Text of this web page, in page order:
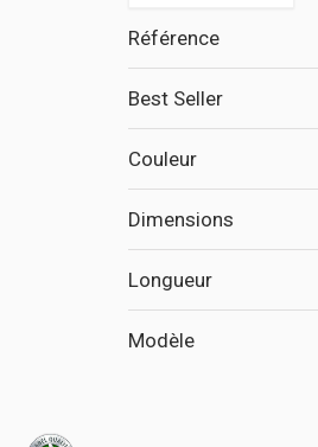
Référence
Best Seller
Couleur
Dimensions
Longueur
Modèle